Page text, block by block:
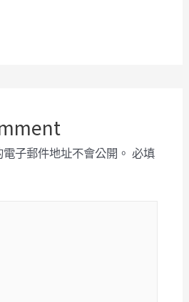
子郵件地址不會公開。 必填